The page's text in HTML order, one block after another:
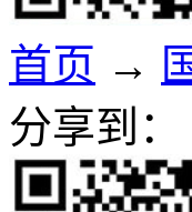
首页 →
分享到：